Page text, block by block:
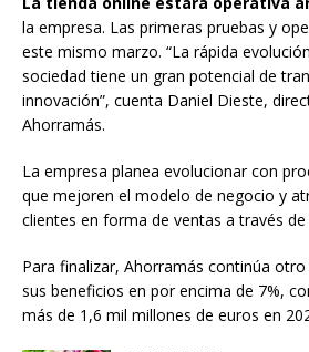
la empresa. Las primeras pruebas y
este mismo marzo. “La rápida
sociedad tiene un gran potencial de
innovación”, cuenta Daniel Dieste,
Ahorramás.
La empresa planea evolucionar con
que mejoren el modelo de negocio y
clientes en forma de ventas a través
Para finalizar, Ahorramás continúa
sus beneficios en por encima de 7%,
más de 1,6 mil millones de euros en